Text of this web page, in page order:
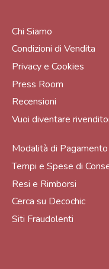
Chi Siamo
Condizioni di Vendita
Privacy e Cookies
Press Room
Recensioni
Vuoi diventare
Modalità di Pagamento
Tempi e Spese di
Resi e Rimborsi
Cerca su Decochic
Siti Fraudolenti